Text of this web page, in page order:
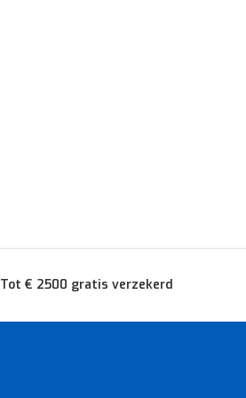
Tot € 2500 gratis verzekerd